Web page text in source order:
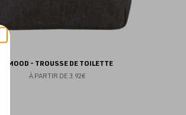
KIMOOD - TROUSSE DE TOILETTE
À PARTIR DE 3.92€